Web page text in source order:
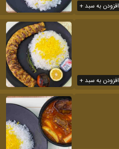
افزودن به سبد +
افزودن به سبد +